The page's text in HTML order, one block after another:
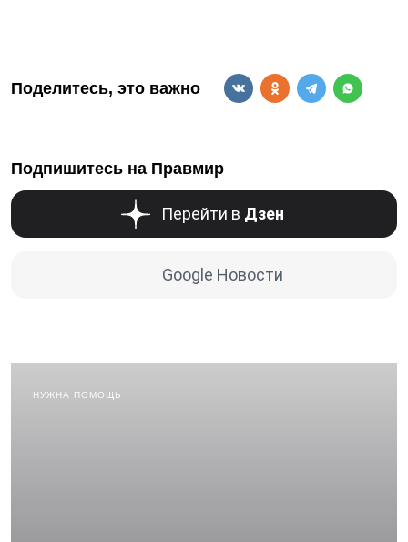
Поделитесь, это важно
Подпишитесь на Правмир
Перейти в Дзен
Google Новости
НУЖНА ПОМОЩЬ